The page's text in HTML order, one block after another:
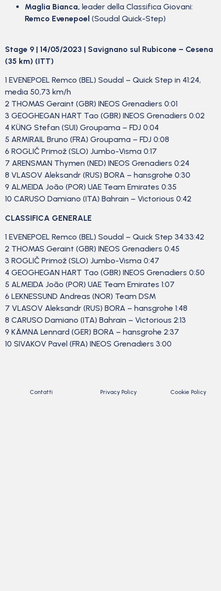
Maglia Bianca, leader della Classifica Giovani:
Remco Evenepoel (Soudal Quick-Step)
Stage 9 | 14/05/2023 | Savignano sul Rubicone – Cesena
(35 km) (ITT)
1 EVENEPOEL Remco (BEL) Soudal – Quick Step in 41:24,
media 50,73 km/h
2 THOMAS Geraint (GBR) INEOS Grenadiers 0:01
3 GEOGHEGAN HART Tao (GBR) INEOS Grenadiers 0:02
4 KÜNG Stefan (SUI) Groupama – FDJ 0:04
5 ARMIRAIL Bruno (FRA) Groupama – FDJ 0:08
6 ROGLIČ Primož (SLO) Jumbo-Visma 0:17
7 ARENSMAN Thymen (NED) INEOS Grenadiers 0:24
8 VLASOV Aleksandr (RUS) BORA – hansgrohe 0:30
9 ALMEIDA João (POR) UAE Team Emirates 0:35
10 CARUSO Damiano (ITA) Bahrain – Victorious 0:42
CLASSIFICA GENERALE
1 EVENEPOEL Remco (BEL) Soudal – Quick Step 34:33:42
2 THOMAS Geraint (GBR) INEOS Grenadiers 0:45
3 ROGLIČ Primož (SLO) Jumbo-Visma 0:47
4 GEOGHEGAN HART Tao (GBR) INEOS Grenadiers 0:50
5 ALMEIDA João (POR) UAE Team Emirates 1:07
6 LEKNESSUND Andreas (NOR) Team DSM
7 VLASOV Aleksandr (RUS) BORA – hansgrohe 1:48
8 CARUSO Damiano (ITA) Bahrain – Victorious 2:13
9 KÄMNA Lennard (GER) BORA – hansgrohe 2:37
10 SIVAKOV Pavel (FRA) INEOS Grenadiers 3:00
Contatti Privacy Policy Cookie Policy